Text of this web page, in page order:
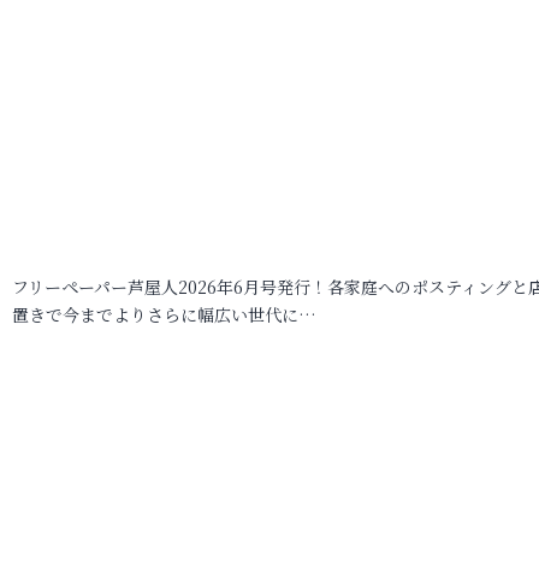
フリーペーパー芦屋人2026年6月号発行！各家庭へのポスティングと
置きで今までよりさらに幅広い世代に…